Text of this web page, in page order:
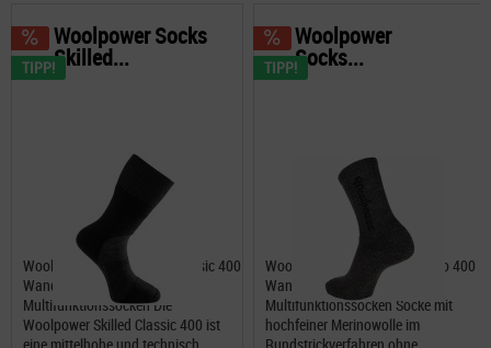
TIPP!
Woolpower Socks Skilled Classic 400
Wandersocken,
Multifunktionssocken Die
Woolpower Skilled Classic 400 ist
eine mittelhohe und technisch
Woolpower Socks
Skilled... TIPP!
Woolpower Socks Classic Logo 400
Wandersocken,
Multifunktionssocken Socke mit
hochfeiner Merinowolle im
Rundstrickverfahren ohne
Woolpower
Socks...